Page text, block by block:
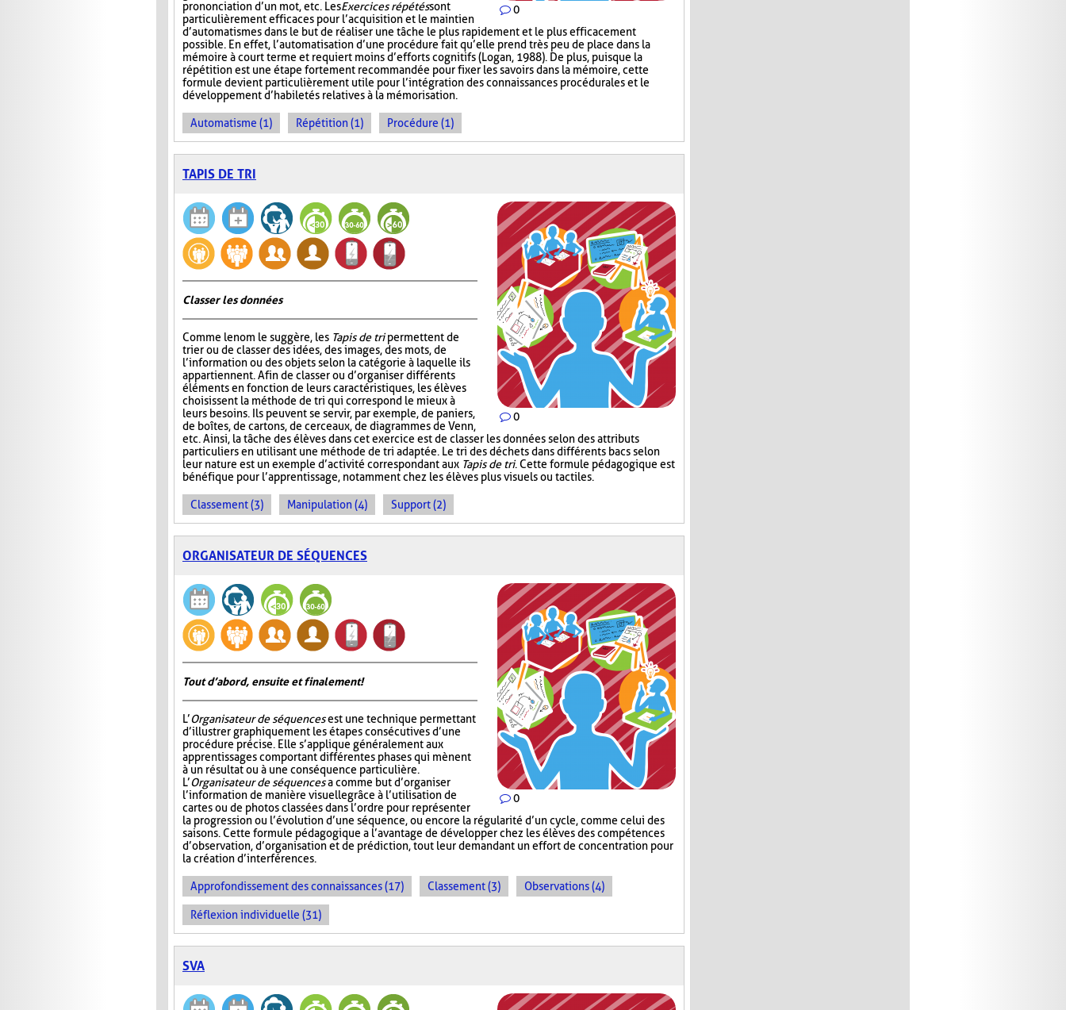
0
prononciation d’un mot, etc. LesExercices répétéssont
particulièrement efficaces pour l’acquisition et le maintien
d’automatismes dans le but de réaliser une tâche le plus rapidement et le plus efficacement
possible. En effet, l’automatisation d’une procédure fait qu’elle prend très peu de place dans la
mémoire à court terme et requiert moins d’efforts cognitifs (Logan, 1988). De plus, puisque la
répétition est une étape fortement recommandée pour fixer les savoirs dans la mémoire, cette
formule devient particulièrement utile pour l’intégration des connaissances procédurales et le
développement d’habiletés relatives à la mémorisation.
Automatisme (1) Répétition (1) Procédure (1)
TAPIS DE TRI
0
Classer les données
Comme le nom le suggère, les Tapis de tripermettent de
trier ou de classer des idées, des images, des mots, de
l’information ou des objets selon la catégorie à laquelle ils
appartiennent. Afin de classer ou d’organiser différents
éléments en fonction de leurs caractéristiques, les élèves
choisissent la méthode de tri qui correspond le mieux à
leurs besoins. Ils peuvent se servir, par exemple, de paniers,
de boîtes, de cartons, de cerceaux, de diagrammes de Venn,
etc. Ainsi, la tâche des élèves dans cet exercice est de classer les données selon des attributs
particuliers en utilisant une méthode de tri adaptée. Le tri des déchets dans différents bacs selon
leur nature est un exemple d’activité correspondant aux Tapis de tri. Cette formule pédagogique est
bénéfique pour l’apprentissage, notamment chez les élèves plus visuels ou tactiles.
Classement (3) Manipulation (4) Support (2)
ORGANISATEUR DE SÉQUENCES
0
Tout d’abord, ensuite et finalement!
L’Organisateur de séquencesest une technique permettant
d’illustrer graphiquement les étapes consécutives d’une
procédure précise. Elle s’applique généralement aux
apprentissages comportant différentes phases qui mènent
à un résultat ou à une conséquence particulière.
L’Organisateur de séquencesa comme but d’organiser
l’information de manière visuellegrâce à l’utilisation de
cartes ou de photos classées dans l’ordre pour représenter
la progression ou l’évolution d’une séquence, ou encore la régularité d’un cycle, comme celui des
saisons. Cette formule pédagogique a l’avantage de développer chez les élèves des compétences
d’observation, d’organisation et de prédiction, tout leur demandant un effort de concentration pour
la création d’interférences.
Approfondissement des connaissances (17) Classement (3) Observations (4)
Réflexion individuelle (31)
SVA